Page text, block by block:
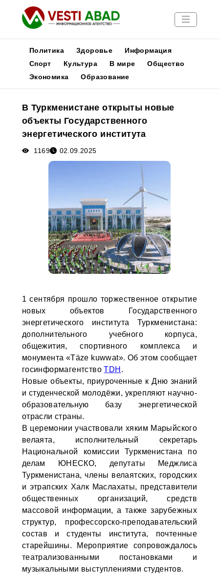
Новости
Медиа
Афиша
Политика Здоровье
Информация
Спорт
Культура В мире
Общество
Экономика
Образование
В Туркменистане открыты новые
объекты Государственного
энергетического института
1169 02.09.2025
1 сентября прошло торжественное открытие
новых объектов Государственного
энергетического института Туркменистана:
дополнительного учебного корпуса,
общежития, спортивного комплекса и
монумента «Täze kuwwat». Об этом сообщает
госинформагентствоTDH .
Новые объекты, приуроченные к Дню знаний
и студенческой молодёжи, укрепляют научно-
образовательную базу энергетической
отрасли страны.
В церемонии участвовали хяким Марыйского
велаята, исполнительный секретарь
Национальной комиссии Туркменистана по
делам ЮНЕСКО, депутаты Медж­лиса
Туркменистана, члены велаятских, городских
и этрапских Халк Маслахаты, представители
общественных организаций, средств
массовой информации, а также зарубежных
структур, профессорско-преподавательский
состав и студенты института, почтенные
старейшины. Мероприятие сопровождалось
театрализованными постановками и
музыкальными выступлениями студентов.